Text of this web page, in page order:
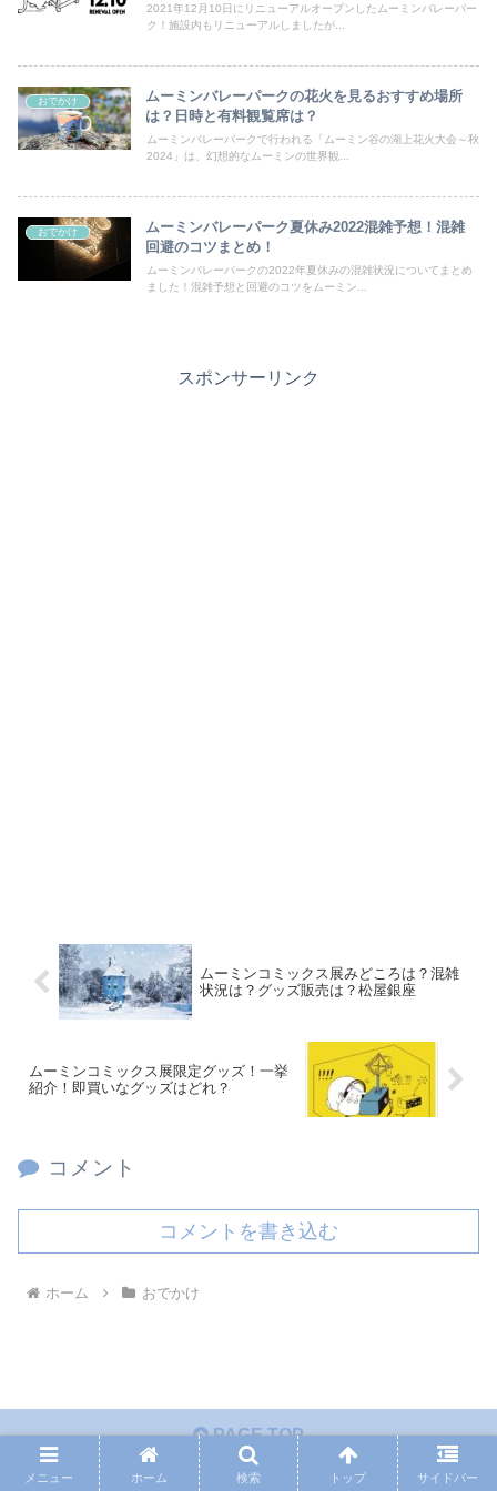
2021年12月10日にリニューアルオープンしたムーミンバレーパー
ク！施設内もリニューアルしましたが...
おでかけ
ムーミンバレーパークの花火を見るおすすめ場所
は？日時と有料観覧席は？
ムーミンバレーパークで行われる「ムーミン谷の湖上花火大会～秋
2024」は、幻想的なムーミンの世界観...
おでかけ
ムーミンバレーパーク夏休み2022混雑予想！混雑
回避のコツまとめ！
ムーミンバレーパークの2022年夏休みの混雑状況についてまとめ
ました！混雑予想と回避のコツをムーミン...
スポンサーリンク
ムーミンコミックス展みどころは？混雑
状況は？グッズ販売は？松屋銀座
ムーミンコミックス展限定グッズ！一挙
紹介！即買いなグッズはどれ？
コメント
コメントを書き込む
ホーム おでかけ
PAGE TOP
メニュー ホーム 検索 トップ サイドバー